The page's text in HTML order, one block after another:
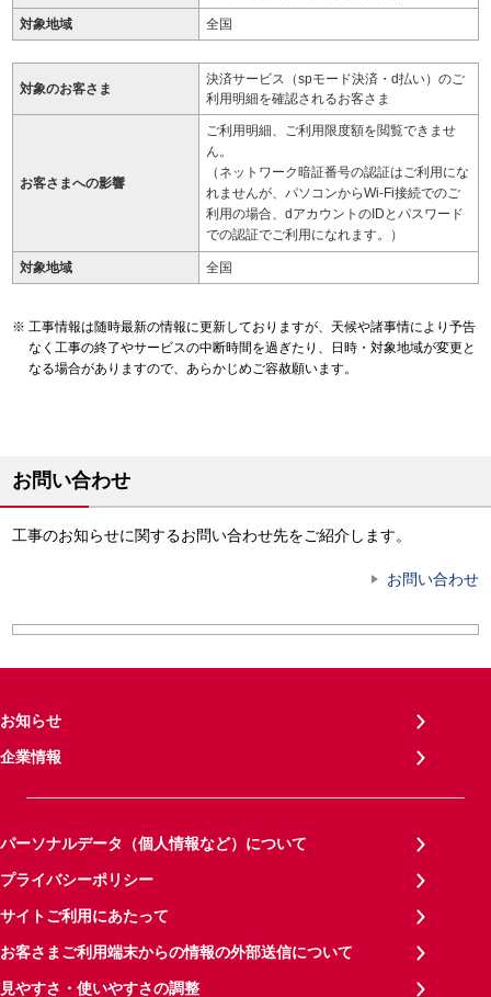
対象地域 全国
対象のお客さま
決済サービス（spモード決済・d払い）のご
利用明細を確認されるお客さま
お客さまへの影響
ご利用明細、ご利用限度額を閲覧できませ
ん。
（ネットワーク暗証番号の認証はご利用にな
れませんが、パソコンからWi-Fi接続でのご
利用の場合、dアカウントのIDとパスワード
での認証でご利用になれます。）
対象地域 全国
工事情報は随時最新の情報に更新しておりますが、天候や諸事情により予告
なく工事の終了やサービスの中断時間を過ぎたり、日時・対象地域が変更と
なる場合がありますので、あらかじめご容赦願います。
お問い合わせ
工事のお知らせに関するお問い合わせ先をご紹介します。
お問い合わせ
お知らせ
企業情報
パーソナルデータ（個人情報など）について
プライバシーポリシー
サイトご利用にあたって
お客さまご利用端末からの情報の外部送信について
見やすさ・使いやすさの調整